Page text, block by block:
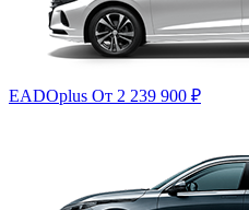
EADOplus От 2 239 900 ₽